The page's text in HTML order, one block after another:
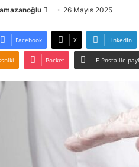
posta
göndermek
26 Mayıs 2025
Facebook X LinkedIn
Pocket E-Posta ile